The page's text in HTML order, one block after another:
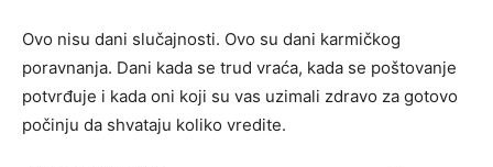
Ovo nisu dani slučajnosti. Ovo su dani karmičkog
poravnanja. Dani kada se trud vraća, kada se poštovanje
potvrđuje i kada oni koji su vas uzimali zdravo za gotovo
počinju da shvataju koliko vredite.